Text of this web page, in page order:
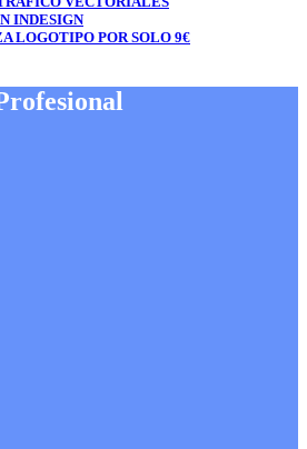
INDESIGN
LOGOTIPO POR SOLO 9€